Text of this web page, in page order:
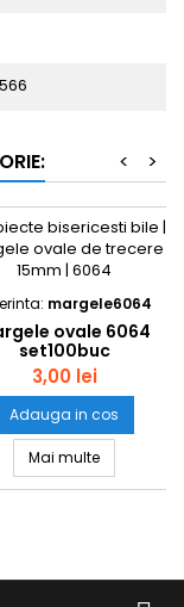
>
<
margele6064
ovale 6064
set100buc
3,00 lei
Adauga in cos
Mai multeMargele